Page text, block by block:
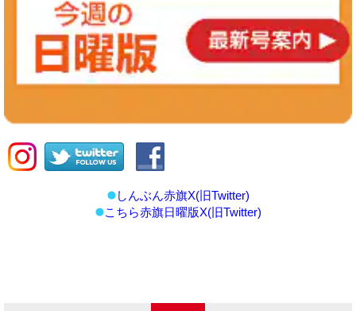
しんぶん赤旗X(旧Twitter)
こちら赤旗日曜版X(旧Twitter)